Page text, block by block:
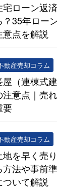
宅ローン返
？35年ロー
意点を解説
動産売却コラム
屋（連棟式
注意点｜売
要
動産売却コラム
地を早く売
方法や事前
ついて解説